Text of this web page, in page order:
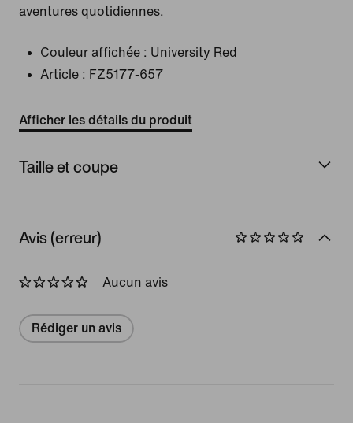
aventures quotidiennes.
Couleur affichée : University Red
Article : FZ5177-657
Afficher les détails du produit
Taille et coupe
Avis (erreur)
Aucun avis
Rédiger un avis